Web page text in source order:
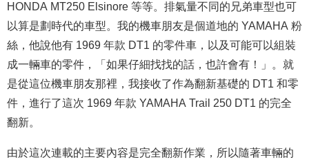
HONDA MT250 Elsinore 等等。排氣量不同的兄弟車型也可
以算是劃時代的車型。我的機車朋友是個道地的 YAMAHA 粉
絲，他說他有 1969 年款 DT1 的零件車，以及可能可以組裝
成一輛車的零件，「如果仔細找找的話，也許會有！」。就
是從這位機車朋友那裡，我接收了作為翻新基礎的 DT1 和零
件，進行了這次 1969 年款 YAMAHA Trail 250 DT1 的完全
翻新。
由於這次連載的主要內容是完全翻新作業，所以隨著車輛的